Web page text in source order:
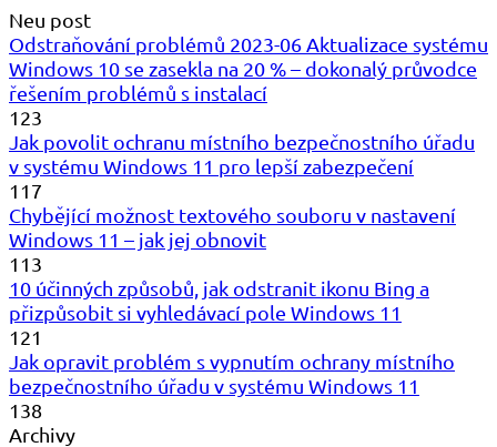
Neu post
Odstraňování problémů 2023-06 Aktualizace systému
Windows 10 se zasekla na 20 % – dokonalý průvodce
řešením problémů s instalací
123
Jak povolit ochranu místního bezpečnostního úřadu
v systému Windows 11 pro lepší zabezpečení
117
Chybějící možnost textového souboru v nastavení
Windows 11 – jak jej obnovit
113
10 účinných způsobů, jak odstranit ikonu Bing a
přizpůsobit si vyhledávací pole Windows 11
121
Jak opravit problém s vypnutím ochrany místního
bezpečnostního úřadu v systému Windows 11
138
Archivy